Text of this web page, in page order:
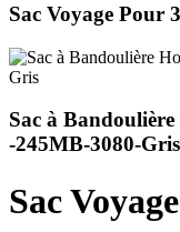
Sac Voyage Pour
Sac à
-245MB-3080-Gris
Sac